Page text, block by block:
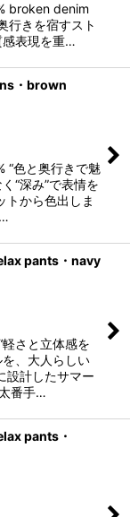
broken denim
行きを宿すスト
感表現を重…
・brown
“色と奥行きで魅
“深み”で表情を
トから色出しま
pants・navy
さと立体感を
、大人らしい
設計したサマー
番手…
pants・